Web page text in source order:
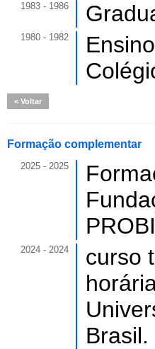
1983 - 1986
1980 - 1982
Voltar
Formação complementar
2025 - 2025
2024 - 2024
curso
Brasil.